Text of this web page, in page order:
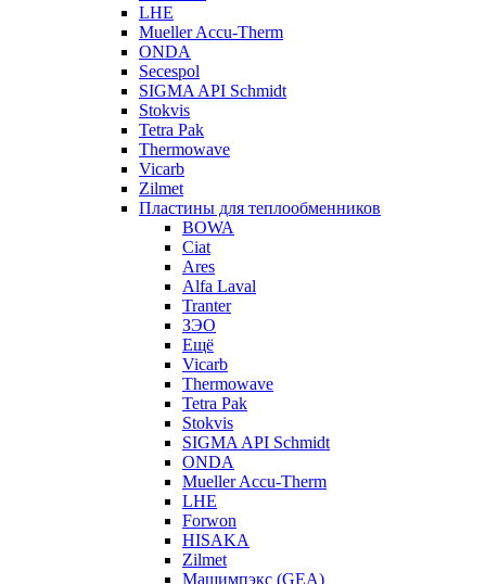
LHE
Mueller Accu-Therm
ONDA
Secespol
SIGMA API Schmidt
Stokvis
Tetra Pak
Thermowave
Vicarb
Zilmet
Пластины для теплообменников
BOWA
Ciat
Ares
Alfa Laval
Tranter
ЗЭО
Ещё
Vicarb
Thermowave
Tetra Pak
Stokvis
SIGMA API Schmidt
ONDA
Mueller Accu-Therm
LHE
Forwon
HISAKA
Zilmet
Машимпэкс (GEA)